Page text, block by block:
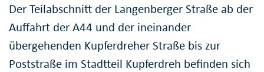
Der Teilabschnitt der Langenberger Straße ab der
Auffahrt der A44 und der ineinander
übergehenden Kupferdreher Straße bis zur
Poststraße im Stadtteil Kupferdreh befinden sich